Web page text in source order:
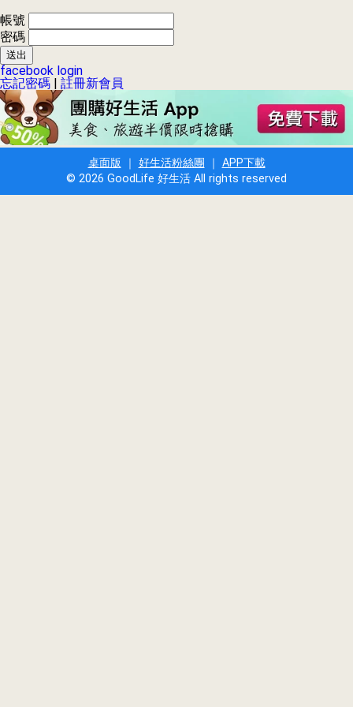
帳號
密碼
facebook login
忘記密碼 | 註冊新會員
桌面版 ｜ 好生活粉絲團 ｜ APP下載
© 2026 GoodLife 好生活 All rights reserved